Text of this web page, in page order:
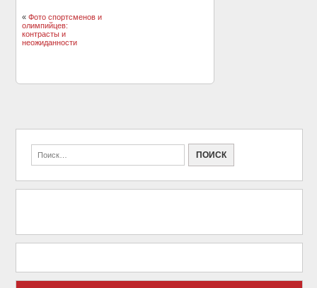
«Фото спортсменов и
олимпийцев:
контрасты и
неожиданности